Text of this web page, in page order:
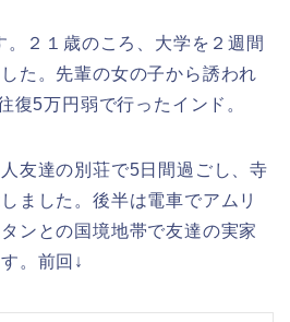
２１歳のころ、大学を２週間
た。先輩の女の子から誘われ
復5万円弱で行ったインド。
友達の別荘で5日間過ごし、寺
ました。後半は電車でアムリ
ンとの国境地帯で友達の実家
。前回↓